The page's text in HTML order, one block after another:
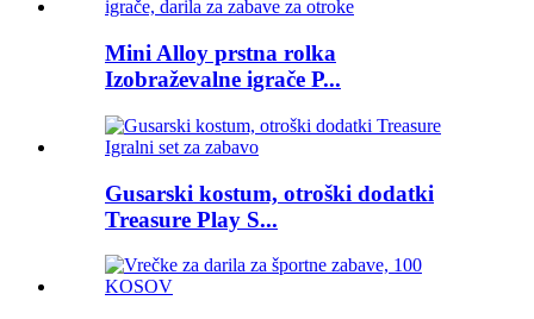
Mini Alloy prstna rolka
Izobraževalne igrače P...
Gusarski kostum, otroški dodatki
Treasure Play S...